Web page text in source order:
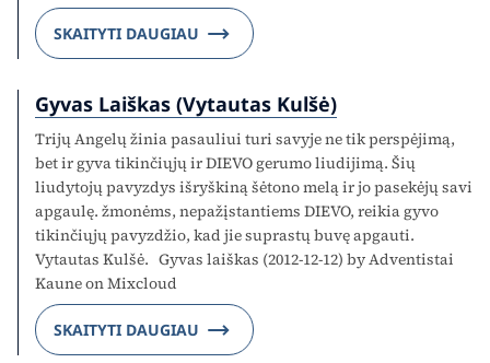
SKAITYTI DAUGIAU
Gyvas Laiškas (Vytautas Kulšė)
Trijų Angelų žinia pasauliui turi savyje ne tik perspėjimą,
bet ir gyva tikinčiųjų ir DIEVO gerumo liudijimą. Šių
liudytojų pavyzdys išryškiną šėtono melą ir jo pasekėjų savi
apgaulę. žmonėms, nepažįstantiems DIEVO, reikia gyvo
tikinčiųjų pavyzdžio, kad jie suprastų buvę apgauti.
Vytautas Kulšė. Gyvas laiškas (2012-12-12) by Adventistai
Kaune on Mixcloud
SKAITYTI DAUGIAU